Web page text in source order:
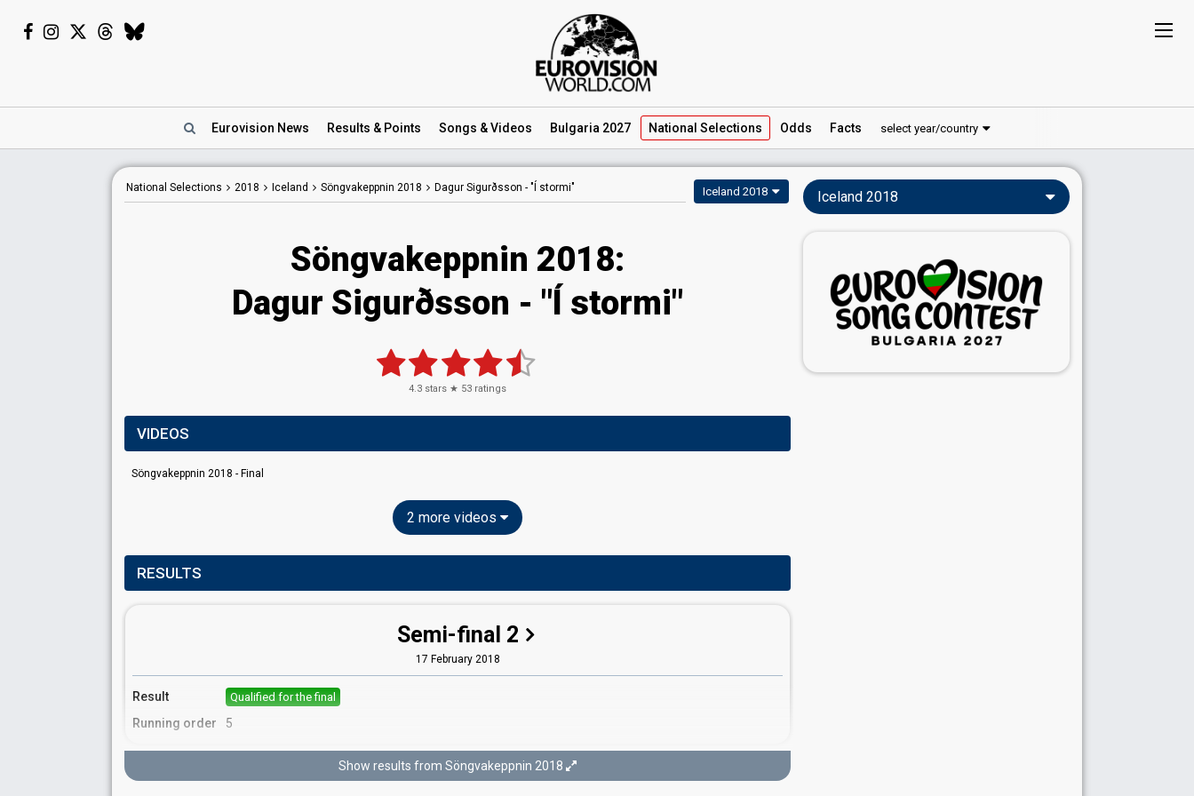
Eurovision News Results & Points Songs & Videos Bulgaria 2027 National Selections Odds Facts select year/country
National Selections 2018 Iceland Söngvakeppnin 2018 Dagur Sigurðsson - "Í stormi" Iceland 2018
Söngvakeppnin 2018:
Dagur Sigurðsson - "Í stormi"
4.3 stars ★ 53 ratings
VIDEOS
Söngvakeppnin 2018 - Final
2 more videos
RESULTS
Semi-final 2
17 February 2018
Result Qualified for the final
Running order 5
Final
Show results from Söngvakeppnin 2018
Iceland 2018